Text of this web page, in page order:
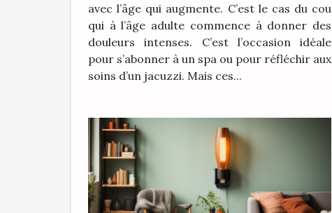
avec l’âge qui augmente. C’est le cas du cou
qui à l’âge adulte commence à donner des
douleurs intenses. C’est l’occasion idéale
pour s’abonner à un spa ou pour réfléchir aux
soins d’un jacuzzi. Mais ces...